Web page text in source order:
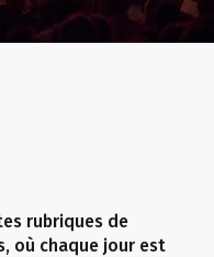
rubriques de
où chaque jour est